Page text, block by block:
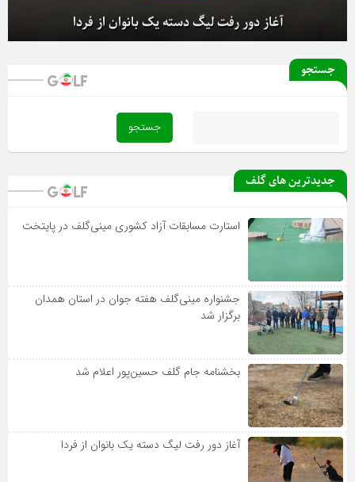
آغاز دور رفت لیگ دسته یک بانوان از فردا
جستجو
جدیدترین های گلف
استارت مسابقات آزاد کشوری مینی‌گلف در پایتخت
جشنواره مینی‌گلف هفته جوان در استان همدان
برگزار شد
بخشنامه جام گلف حسین‌پور اعلام شد
آغاز دور رفت لیگ دسته یک بانوان از فردا